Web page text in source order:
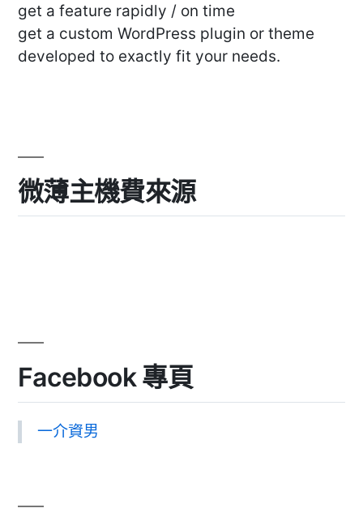
get a feature rapidly / on time
get a custom WordPress plugin or theme
developed to exactly fit your needs.
微薄主機費來源
Facebook 專頁
一介資男